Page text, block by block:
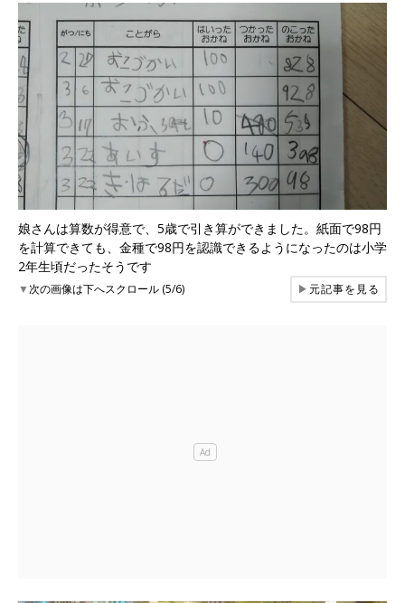
娘さんは算数が得意で、5歳で引き算ができました。紙面で98円
を計算できても、金種で98円を認識できるようになったのは小学
2年生頃だったそうです
▼次の画像は下へスクロール (5/6) ▶元記事を見る